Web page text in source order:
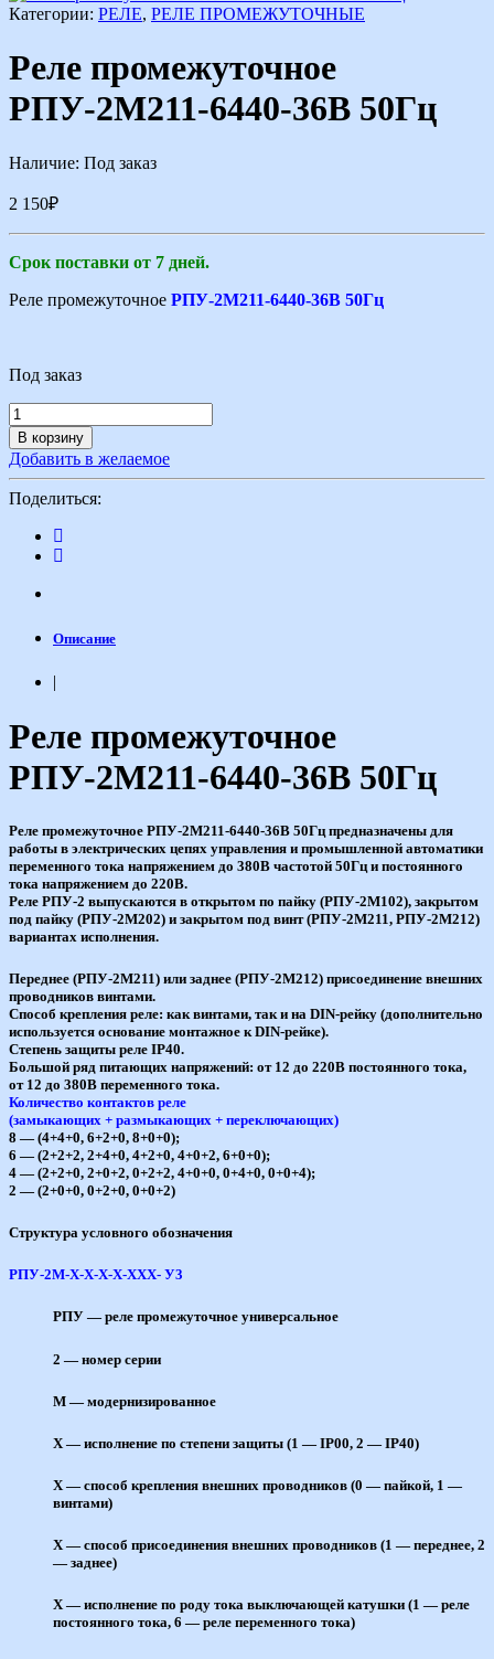
Категории: РЕЛЕ, РЕЛЕ ПРОМЕЖУТОЧНЫЕ
Реле промежуточное
РПУ-2М211-6440-36В 50Гц
Наличие: Под заказ
2 150₽
Срок поставки от 7 дней.
Реле промежуточное РПУ-2М211-6440-36В 50Гц
Под заказ
В корзину
Добавить в желаемое
Поделиться:
Описание
|
Реле промежуточное
РПУ-2М211-6440-36В 50Гц
Реле промежуточное РПУ-2М211-6440-36В 50Гц предназначены для
работы в электрических цепях управления и промышленной автоматики
переменного тока напряжением до 380В частотой 50Гц и постоянного
тока напряжением до 220В.
Реле РПУ-2 выпускаются в открытом по пайку (РПУ-2М102), закрытом
под пайку (РПУ-2М202) и закрытом под винт (РПУ-2М211, РПУ-2М212)
вариантах исполнения.
Переднее (РПУ-2М211) или заднее (РПУ-2М212) присоединение внешних
проводников винтами.
Способ крепления реле: как винтами, так и на DIN-рейку (дополнительно
используется основание монтажное к DIN-рейке).
Степень защиты реле IP40.
Большой ряд питающих напряжений: от 12 до 220В постоянного тока,
от 12 до 380В переменного тока.
Количество контактов реле
(замыкающих + размыкающих + переключающих)
8 — (4+4+0, 6+2+0, 8+0+0);
6 — (2+2+2, 2+4+0, 4+2+0, 4+0+2, 6+0+0);
4 — (2+2+0, 2+0+2, 0+2+2, 4+0+0, 0+4+0, 0+0+4);
2 — (2+0+0, 0+2+0, 0+0+2)
Структура условного обозначения
РПУ-2М-X-X-X-X-XXX- У3
РПУ — реле промежуточное универсальное
2 — номер серии
М — модернизированное
Х — исполнение по степени защиты (1 — IP00, 2 — IP40)
Х — способ крепления внешних проводников (0 — пайкой, 1 —
винтами)
Х — способ присоединения внешних проводников (1 — переднее, 2
— заднее)
Х — исполнение по роду тока выключающей катушки (1 — реле
постоянного тока, 6 — реле переменного тока)